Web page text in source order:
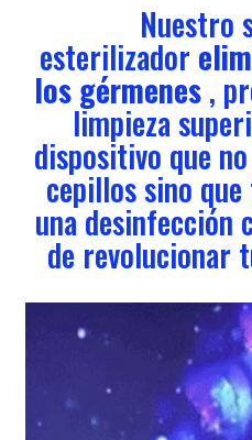
Nuestro
esterilizador
los gérmenes,
limpieza
dispositivo que
cepillos sino
una desinfección
de revolucionar